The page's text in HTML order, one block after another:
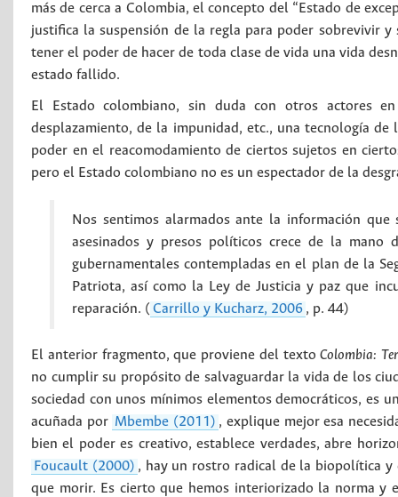
más de cerca a Colombia, el concepto del “Estado de
justifica la suspensión de la regla para poder sobrevivir
tener el poder de hacer de toda clase de vida una vida
estado fallido.
El Estado colombiano, sin duda con otros actores
desplazamiento, de la impunidad, etc., una tecnología
poder en el reacomodamiento de ciertos sujetos en
pero el Estado colombiano no es un espectador de la
Nos sentimos alarmados ante la información
asesinados y presos políticos crece de la
gubernamentales contempladas en el plan de la
Patriota, así como la Ley de Justicia y paz que
reparación. ( Carrillo y Kucharz, 2006 , p. 44)
El anterior fragmento, que proviene del textoColombia:
no cumplir su propósito de salvaguardar la vida de los
sociedad con unos mínimos elementos democráticos, es
acuñada por Mbembe (2011) , explique mejor esa
bien el poder es creativo, establece verdades, abre
Foucault (2000) , hay un rostro radical de la biopolítica y
que morir. Es cierto que hemos interiorizado la norma y